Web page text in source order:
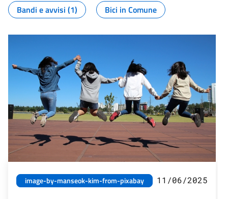
Bandi e avvisi (1)
Bici in Comune
image-by-manseok-kim-from-pixabay 11/06/2025